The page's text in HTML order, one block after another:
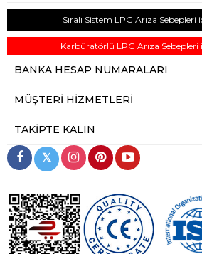
Sıralı Sistem LPG Arıza Sebepleri
Karbüratörlü LPG Arıza Sebepleri
BANKA HESAP NUMARALARI
MÜŞTERI HIZMETLERI
TAKIPTE KALIN
𝕏